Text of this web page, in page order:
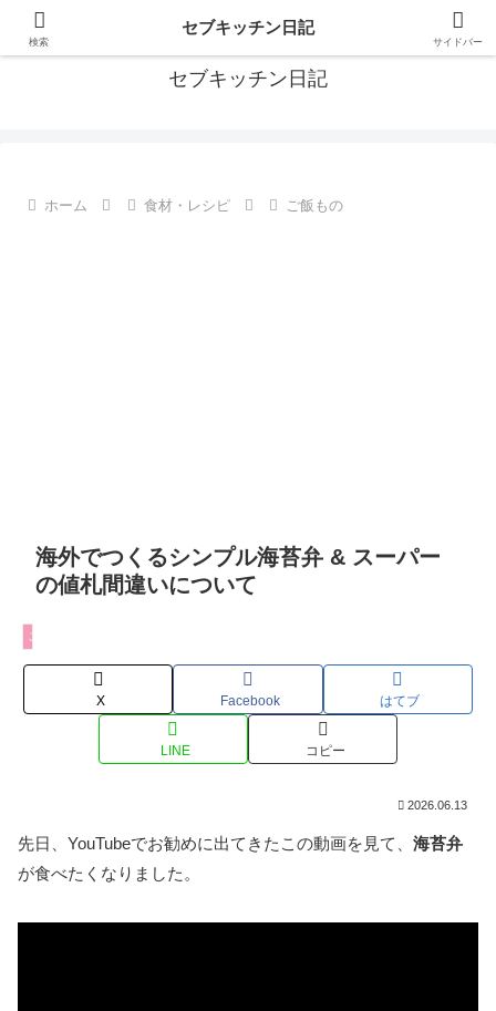
フィリピン・セブの移住情報やおすすめ食材・レシピを発信
セブキッチン日記
ホーム 食材・レシピ ご飯もの
海外でつくるシンプル海苔弁 & スーパー
の値札間違いについて
ご飯もの
X Facebook はてブ
LINE コピー
2026.06.13
先日、YouTubeでお勧めに出てきたこの動画を見て、 海苔弁
が食べたくなりました。
検索
セブキッチン日記
サイドバー